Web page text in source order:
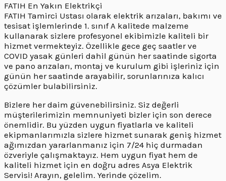
FATIH En Yakın Elektrikçi
FATIH Tamirci Ustası olarak elektrik arızaları, bakımı ve
tesisat işlemlerinde 1. sınıf A kalitede malzeme
kullanarak sizlere profesyonel ekibimizle kaliteli bir
hizmet vermekteyiz. Özellikle gece geç saatler ve
COVID yasak günleri dahil günün her saatinde sigorta
ve pano arızaları, montaj ve kurulum gibi işleriniz için
günün her saatinde arayabilir, sorunlarınıza kalıcı
çözümler bulabilirsiniz.
Bizlere her daim güvenebilirsiniz. Siz değerli
müşterilerimizin memnuniyeti bizler için son derece
önemlidir. Bu yüzden uygun fiyatlarla ve kaliteli
ekipmanlarımızla sizlere hizmet sunarak geniş hizmet
ağımızdan yararlanmanız için 7/24 hiç durmadan
özveriyle çalışmaktayız. Hem uygun fiyat hem de
kaliteli hizmet için en doğru adres Asya Elektrik
Servisi! Arayın, gelelim. Yerinde çözelim.